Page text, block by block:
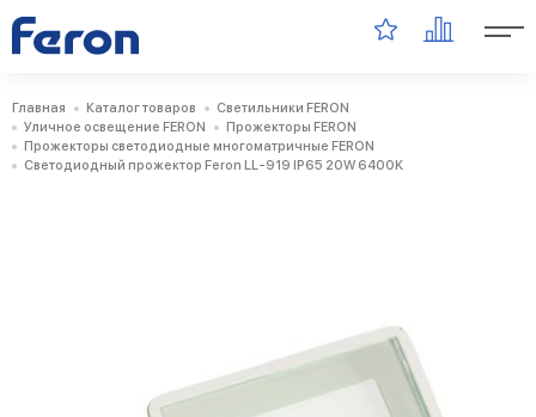
Главная Каталог товаров
Светильники FERON
Уличное освещение FERON
Прожекторы FERON
Прожекторы светодиодные многоматричные FERON
Светодиодный прожектор Feron LL-919 IP65 20W 6400K